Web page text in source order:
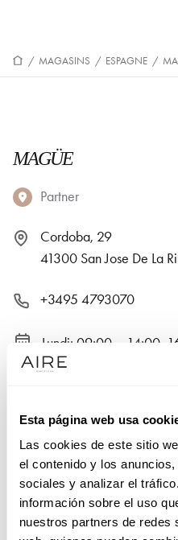
Esta página web usa
Las cookies de este sitio
el contenido y los
sociales y analizar el
información sobre el uso
nuestros partners de redes
/ MAGASINS / ESPAGNE /
MAGÜE
Partner
Cordoba, 29
41300 San Jose De La
+3495 4793070
Lundi: 09:00 – 14:00,
Mardi: 09:00 – 14:00,
Vendredi: 09:00 –
Samedi: 09:30 – 14:00
Dimanche: Fermé
PRENEZ